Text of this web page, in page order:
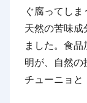
ぐ腐ってし
天然の苦味成
ました。食
明が、自然の
チューニョと